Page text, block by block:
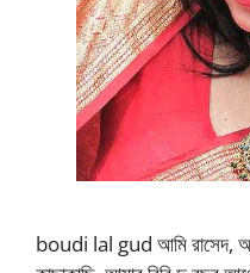
boudi lal gud আমি রাসেদ,